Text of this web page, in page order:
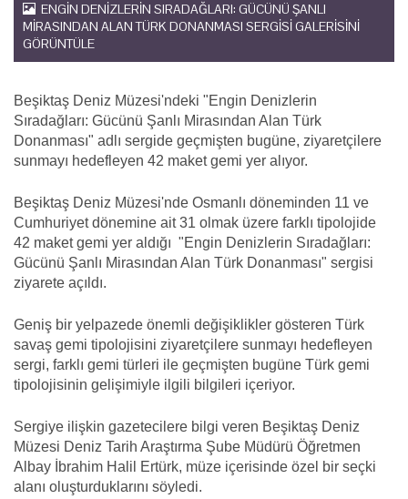
ENGIN DENIZLERIN SIRADAĞLARI: GÜCÜNÜ ŞANLI
MIRASINDAN ALAN TÜRK DONANMASI SERGISI GALERISINI
GÖRÜNTÜLE
Beşiktaş Deniz Müzesi'ndeki "Engin Denizlerin
Sıradağları: Gücünü Şanlı Mirasından Alan Türk
Donanması" adlı sergide geçmişten bugüne, ziyaretçilere
sunmayı hedefleyen 42 maket gemi yer alıyor.
Beşiktaş Deniz Müzesi'nde Osmanlı döneminden 11 ve
Cumhuriyet dönemine ait 31 olmak üzere farklı tipolojide
42 maket gemi yer aldığı "Engin Denizlerin Sıradağları:
Gücünü Şanlı Mirasından Alan Türk Donanması" sergisi
ziyarete açıldı.
Geniş bir yelpazede önemli değişiklikler gösteren Türk
savaş gemi tipolojisini ziyaretçilere sunmayı hedefleyen
sergi, farklı gemi türleri ile geçmişten bugüne Türk gemi
tipolojisinin gelişimiyle ilgili bilgileri içeriyor.
Sergiye ilişkin gazetecilere bilgi veren Beşiktaş Deniz
Müzesi Deniz Tarih Araştırma Şube Müdürü Öğretmen
Albay İbrahim Halil Ertürk, müze içerisinde özel bir seçki
alanı oluşturduklarını söyledi.